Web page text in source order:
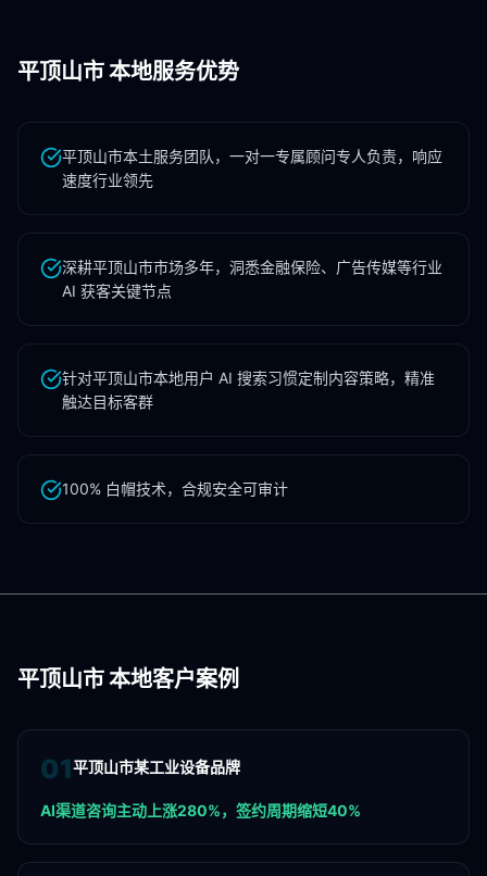
平顶山市本地服务优势
平顶山市本土服务团队，一对一专属顾问专人负责，响应
速度行业领先
深耕平顶山市市场多年，洞悉金融保险、广告传媒等行业
AI 获客关键节点
针对平顶山市本地用户 AI 搜索习惯定制内容策略，精准
触达目标客群
100% 白帽技术，合规安全可审计
平顶山市本地客户案例
01平顶山市某工业设备品牌
AI渠道咨询主动上涨280%，签约周期缩短40%